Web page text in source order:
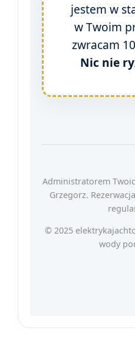
jestem w
w Twoim
zwracam
Nic nie
Administratorem
Grzegorz.
© 2025
wody